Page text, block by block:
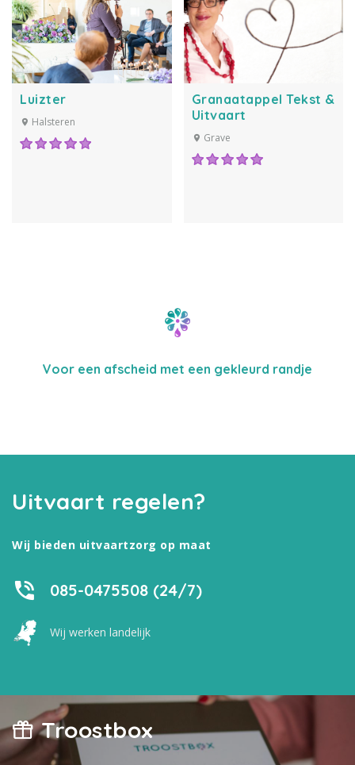
Luizter
Halsteren
Granaatappel Tekst &
Uitvaart
Grave
Voor een afscheid met een gekleurd randje
Uitvaart regelen?
Wij bieden uitvaartzorg op maat
085-0475508 (24/7)
Wij werken landelijk
Troostbox